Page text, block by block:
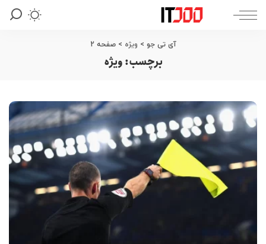
آی تی جو > ویژه >صفحه 2
برچسب:ویژه